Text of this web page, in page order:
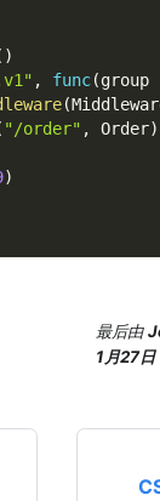
)
, func(group
(
"/order" , Order)
)
最后由
1月27日